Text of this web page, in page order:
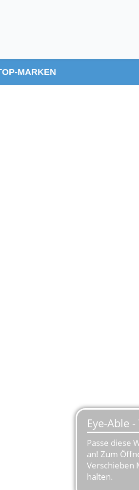
MARKEN